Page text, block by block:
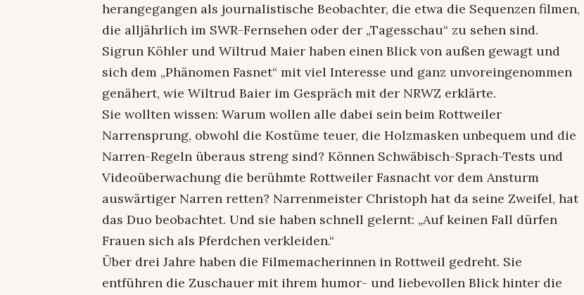
herangegangen als journalistische Beobachter, die etwa die Sequenzen filmen,
die alljährlich im SWR-Fernsehen oder der „Tagesschau“ zu sehen sind.
Sigrun Köhler und Wiltrud Maier haben einen Blick von außen gewagt und
sich dem „Phänomen Fasnet“ mit viel Interesse und ganz unvoreingenommen
genähert, wie Wiltrud Baier im Gespräch mit der NRWZ erklärte.
Sie wollten wissen: Warum wollen alle dabei sein beim Rottweiler
Narrensprung, obwohl die Kostüme teuer, die Holzmasken unbequem und die
Narren-Regeln überaus streng sind? Können Schwäbisch-Sprach-Tests und
Videoüberwachung die berühmte Rottweiler Fasnacht vor dem Ansturm
auswärtiger Narren retten? Narrenmeister Christoph hat da seine Zweifel, hat
das Duo beobachtet. Und sie haben schnell gelernt: „Auf keinen Fall dürfen
Frauen sich als Pferdchen verkleiden.“
Über drei Jahre haben die Filmemacherinnen in Rottweil gedreht. Sie
entführen die Zuschauer mit ihrem humor- und liebevollen Blick hinter die